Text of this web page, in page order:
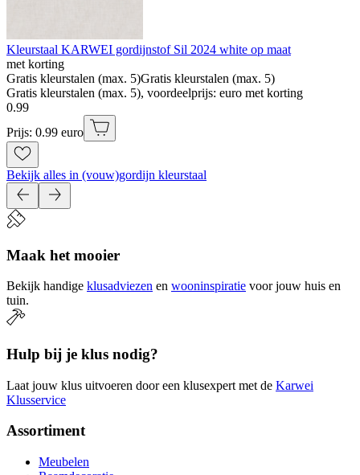
Kleurstaal KARWEI gordijnstof Sil 2024 white op maat
met korting
Gratis kleurstalen (max. 5)Gratis kleurstalen (max. 5)
Gratis kleurstalen (max. 5), voordeelprijs: euro met korting
0.99
Prijs: 0.99 euro
Bekijk alles in (vouw)gordijn kleurstaal
Maak het mooier
Bekijk handige klusadviezen en wooninspiratie voor jouw huis en
tuin.
Hulp bij je klus nodig?
Laat jouw klus uitvoeren door een klusexpert met de Karwei
Klusservice
Assortiment
Meubelen